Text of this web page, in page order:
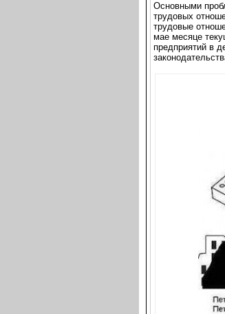
Основными
трудовых
трудовые
мае месяце
предприятий в